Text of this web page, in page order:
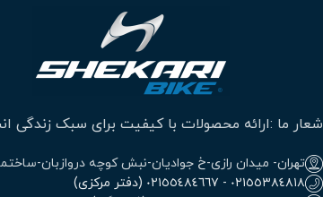
شعار ما :ارائه محصولات با کیفیت برای سبک زندگی
تهران- میدان رازی-خ جوادیان-نبش کوچه دروازبان-
٠٢١٥٥٣٨٤٨١٨ - ٠٢١٥٥٤٨٤٦٦٧ (دفتر مرکزی)